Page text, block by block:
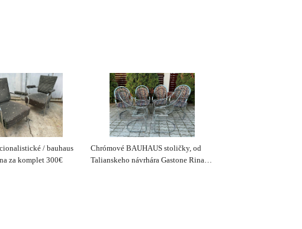
/ bauhaus
za komplet 300€
Chrómové BAUHAUS stoličky, od
Talianskeho návrhára Gastone Rinaldi